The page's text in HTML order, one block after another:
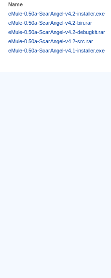
Name
eMule-0.50a-ScarAngel-v4.2-installer.exe
eMule-0.50a-ScarAngel-v4.2-bin.rar
eMule-0.50a-ScarAngel-v4.2-debugkit.rar
eMule-0.50a-ScarAngel-v4.2-src.rar
eMule-0.50a-ScarAngel-v4.1-installer.exe